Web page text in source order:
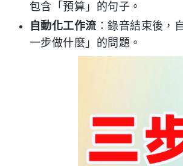
包含「預算」的句子。
自動化工作流 ：錄音結束後，
一步做什麼」的問題。